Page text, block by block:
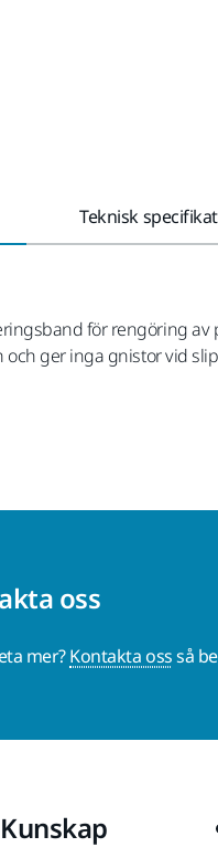
Teknisk
för rengöring
ger inga gnistor vid
oss
mer?Kontakta ossså
Kunskap